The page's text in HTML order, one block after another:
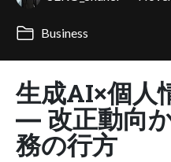
Business
生成AI×個人
― 改正動向
務の行方